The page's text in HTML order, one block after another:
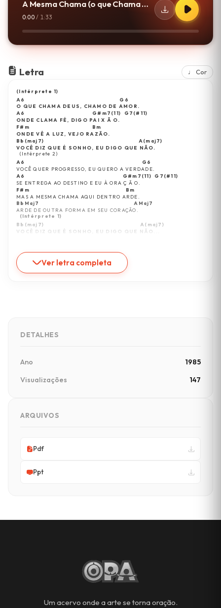
A Mesma Chama (o que Chama Deus)
0:00 / 1:33
Letra ♩ Cor
(Intérprete 1)
A6                                                           G6
O QUE CHAMA DEUS, CHAMO DE AMOR.
A6                                          G#m7(11)  G7(#11)
ONDE CLAMA FÉ, DIGO PAI X Ã O.
F#m                                       Bm
ONDE VÊ A LUZ, VEJO RAZÃO.
Bb(maj7)                                                           A(maj7)
VOCÊ DIZ QUE É SONHO, EU DIGO QUE NÃO.
(Intérprete 2)
A6                                                                         G6
VOCÊ QUER PROGRESSO, EU QUERO A VERDADE.
A6                                                             G#m7(11)  G7(#11)
SE ENTREGA AO DESTINO E EU À ORA Ç Ã O.
F#m                                                            Bm
MAS A MESMA CHAMA AQUI DENTRO ARDE.
BbMaj7                                                           AMaj7
ARDE DE OUTRA FORMA EM SEU CORAÇÃO.
(Intérprete 1)
Bb(maj7)                                                            A(maj7)
VOCÊ DIZ QUE É SONHO, EU DIGO QUE NÃO...
ARDE DE OUTRA FORMA EM SEU CORAÇÃO...
Ver letra completa
DETALHES
Ano 1985
Visualizações 147
ARQUIVOS
Pdf
Ppt
Um acervo onde a arte se torna oração.